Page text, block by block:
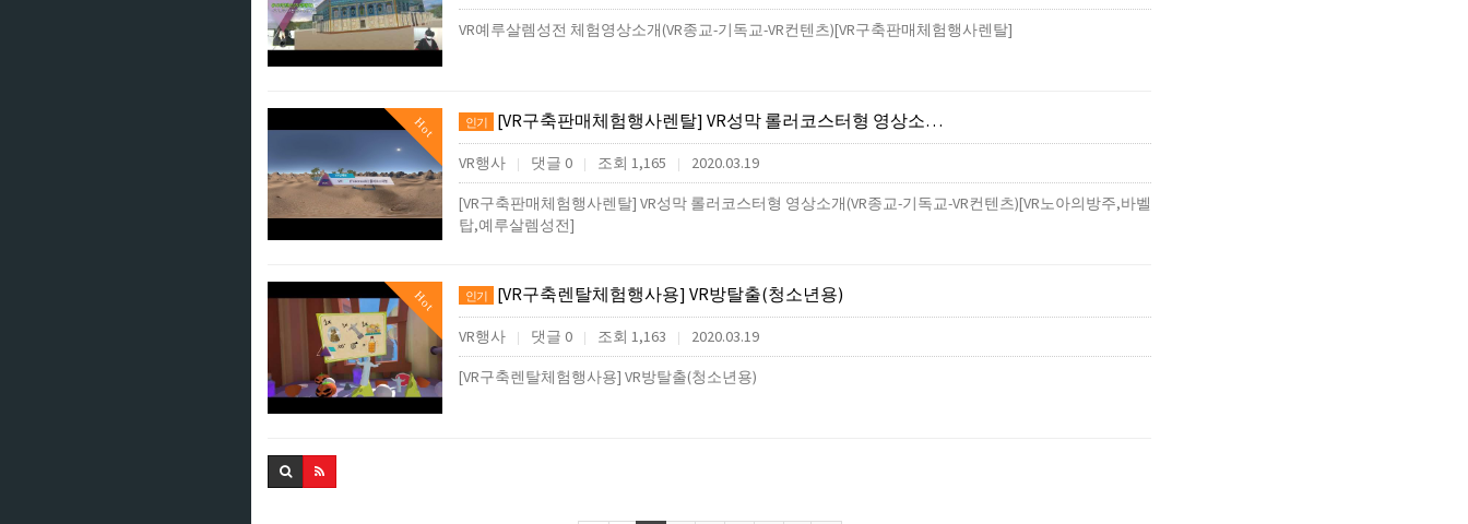
VR예루살렘성전 체험영상소개(VR종교-기독교-VR컨텐츠)[VR구축판매체험행사렌탈]
Hot 인기 [VR구축판매체험행사렌탈] VR성막 롤러코스터형 영상소…
VR행사 댓글 0 조회 1,165 2020.03.19
[VR구축판매체험행사렌탈] VR성막 롤러코스터형 영상소개(VR종교-기독교-VR컨텐츠)[VR노아의방주,바벨
탑,예루살렘성전]
Hot 인기 [VR구축렌탈체험행사용] VR방탈출(청소년용)
VR행사 댓글 0 조회 1,163 2020.03.19
[VR구축렌탈체험행사용] VR방탈출(청소년용)